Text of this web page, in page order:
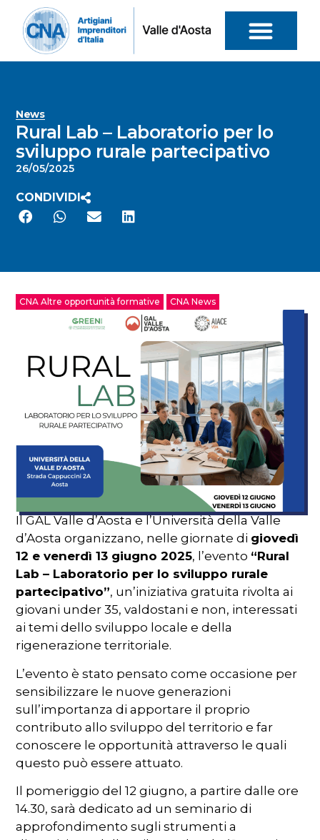
News
Rural Lab – Laboratorio per lo
sviluppo rurale partecipativo
26/05/2025
CONDIVIDI
CNA Altre opportunità formative CNA News
Il GAL Valle d’Aosta e l’Università della Valle
d’Aosta organizzano, nelle giornate di giovedì
12 e venerdì 13 giugno 2025, l’evento “Rural
Lab – Laboratorio per lo sviluppo rurale
partecipativo”, un’iniziativa gratuita rivolta ai
giovani under 35, valdostani e non, interessati
ai temi dello sviluppo locale e della
rigenerazione territoriale.
L’evento è stato pensato come occasione per
sensibilizzare le nuove generazioni
sull’importanza di apportare il proprio
contributo allo sviluppo del territorio e far
conoscere le opportunità attraverso le quali
questo può essere attuato.
Il pomeriggio del 12 giugno, a partire dalle ore
14.30, sarà dedicato ad un seminario di
approfondimento sugli strumenti a